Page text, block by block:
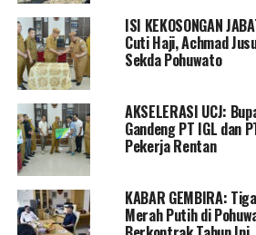
oleh jajaran Polres Pohuwato,
operasi ini akan menambah
khususnya pengguna kenderaan
terlebih dalam melengkapi surat-
kelengkapan kendaraan itu sendiri.
Menurut bupati, dengan
akan menjadikan kita nyaman dalam
sebut saja berupa helm bagi
tentu bisa menghindari atau
kepala dari benturan ketika
ISI KEKOSONGAN
Cuti Haji, Achmad
Sekda Pohuwato
AKSELERASI UCJ:
Gandeng PT IGL dan
Pekerja Rentan
KABAR GEMBIRA:
Merah Putih di